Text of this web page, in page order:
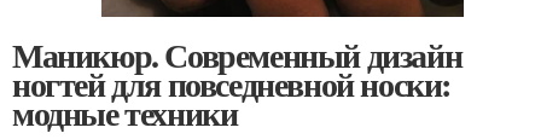
Маникюр. Современный дизайн
ногтей для повседневной носки:
модные техники